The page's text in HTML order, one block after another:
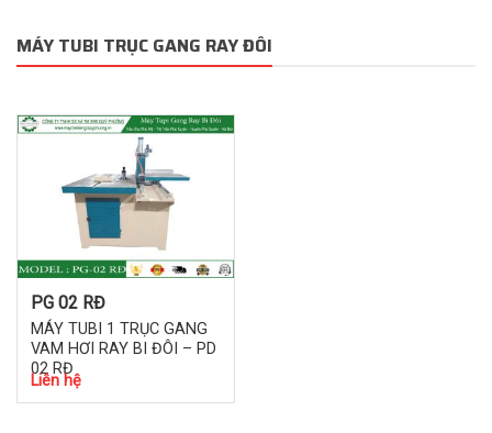
MÁY TUBI TRỤC GANG RAY ĐÔI
PG 02 RĐ
MÁY TUBI 1 TRỤC GANG
VAM HƠI RAY BI ĐÔI – PD
02 RĐ
Liên hệ